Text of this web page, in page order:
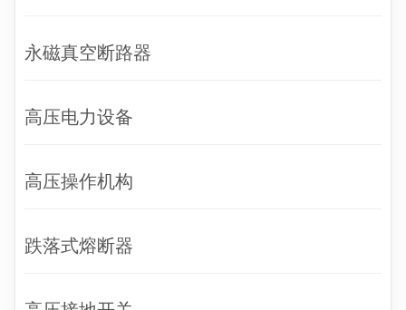
永磁真空断路器
高压电力设备
高压操作机构
跌落式熔断器